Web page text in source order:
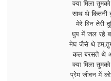
क्या मिला
साथ थे कितनी
मेरे बिन तेरी
धुप में जल रहे
मेघ जैसे थे
कल बरसते थे
क्या मिला
प्रेम जीवन में